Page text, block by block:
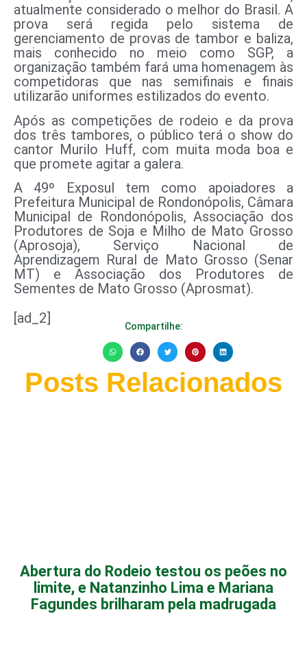
atualmente considerado o melhor do Brasil. A
prova será regida pelo sistema de
gerenciamento de provas de tambor e baliza,
mais conhecido no meio como SGP, a
organização também fará uma homenagem às
competidoras que nas semifinais e finais
utilizarão uniformes estilizados do evento.
Após as competições de rodeio e da prova
dos três tambores, o público terá o show do
cantor Murilo Huff, com muita moda boa e
que promete agitar a galera.
A 49º Exposul tem como apoiadores a
Prefeitura Municipal de Rondonópolis, Câmara
Municipal de Rondonópolis, Associação dos
Produtores de Soja e Milho de Mato Grosso
(Aprosoja), Serviço Nacional de
Aprendizagem Rural de Mato Grosso (Senar
MT) e Associação dos Produtores de
Sementes de Mato Grosso (Aprosmat).
[ad_2]
Compartilhe:
Posts Relacionados
Abertura do Rodeio testou os peões no
limite, e Natanzinho Lima e Mariana
Fagundes brilharam pela madrugada